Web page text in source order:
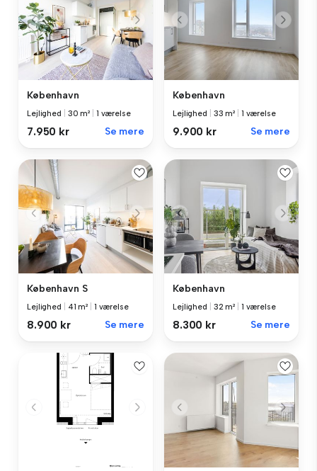
København
Lejlighed 30 m² 1 værelse
7.950 kr Se mere
København
Lejlighed 33 m² 1 værelse
9.900 kr Se mere
København S
Lejlighed 41 m² 1 værelse
8.900 kr Se mere
København
Lejlighed 32 m² 1 værelse
8.300 kr Se mere